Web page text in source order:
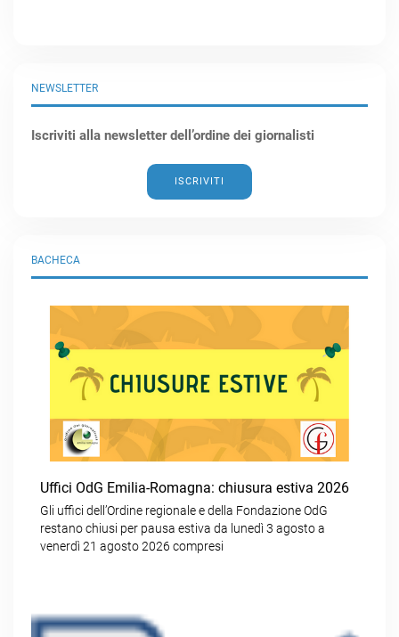
BACHECA
Uffici OdG Emilia-Romagna: chiusura estiva 2026
Gli uffici dell’Ordine regionale e della Fondazione OdG
restano chiusi per pausa estiva da lunedì 3 agosto a
venerdì 21 agosto 2026 compresi
NEWSLETTER
Iscriviti alla newsletter dell’ordine dei giornalisti
ISCRIVITI